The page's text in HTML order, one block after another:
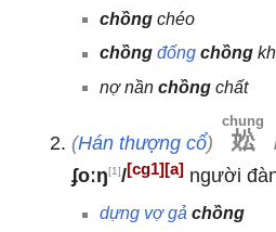
chồng chéo
chồng đống chồng
nợ nầnchồng chất
(Hán thượng cổ) 妐
chung
ʄoːŋ[1]/[cg1][a] người
dựng vợ gả chồng